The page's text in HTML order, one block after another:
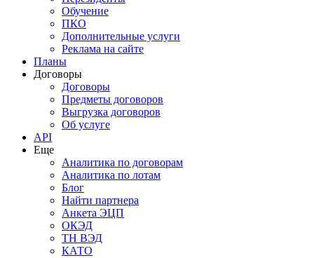
Обучение
ПКО
Дополнительные услуги
Реклама на сайте
Планы
Договоры
Договоры
Предметы договоров
Выгрузка договоров
Об услуге
API
Еще
Аналитика по договорам
Аналитика по лотам
Блог
Найти партнера
Анкета ЭЦП
ОКЭД
ТН ВЭД
КАТО